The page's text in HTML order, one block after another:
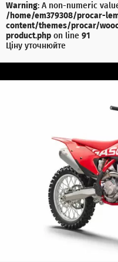
Warning: A non-numeric
/home/em379308/procar-
content/themes/procar/
product.php on line 91
Ціну уточнюйте